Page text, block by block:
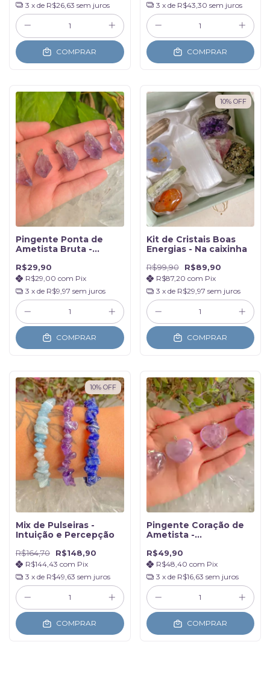
3 x de R$26,63 sem juros
COMPRAR
3 x de R$43,30 sem juros
COMPRAR
Pingente Ponta de
Ametista Bruta -
R$29,90
R$29,00 com Pix
3 x de R$9,97 sem juros
COMPRAR
10% OFF
Kit de Cristais Boas
Energias - Na caixinha
R$99,90 R$89,90
R$87,20 com Pix
3 x de R$29,97 sem juros
COMPRAR
10% OFF
Mix de Pulseiras -
Intuição e Percepção
R$164,70 R$148,90
R$144,43 com Pix
3 x de R$49,63 sem juros
COMPRAR
Pingente Coração de
Ametista -
R$49,90
R$48,40 com Pix
3 x de R$16,63 sem juros
COMPRAR